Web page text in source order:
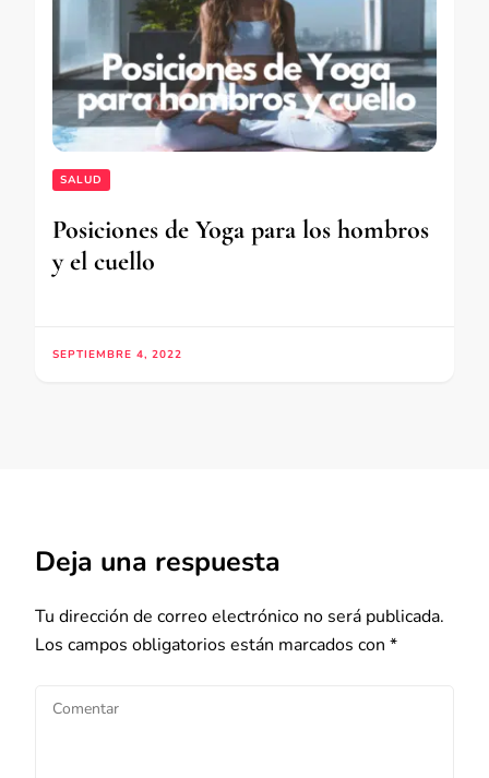
SALUD
Posiciones de Yoga para los hombros
y el cuello
SEPTIEMBRE 4, 2022
Deja una respuesta
Tu dirección de correo electrónico no será publicada.
Los campos obligatorios están marcados con *